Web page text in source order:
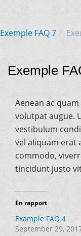
Exemple FAQ 7
Exemple
Aenean ac
volutpat augue.
vestibulum
vel aliquam erat
commodo,
tincidunt justo
En rapport
Example FAQ 4
September 29,